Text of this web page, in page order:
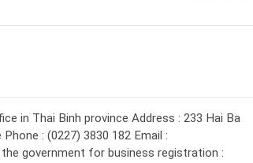
in Thai Binh province Address : 233 Hai Ba
: (0227) 3830 182 Email :
government for business registration :